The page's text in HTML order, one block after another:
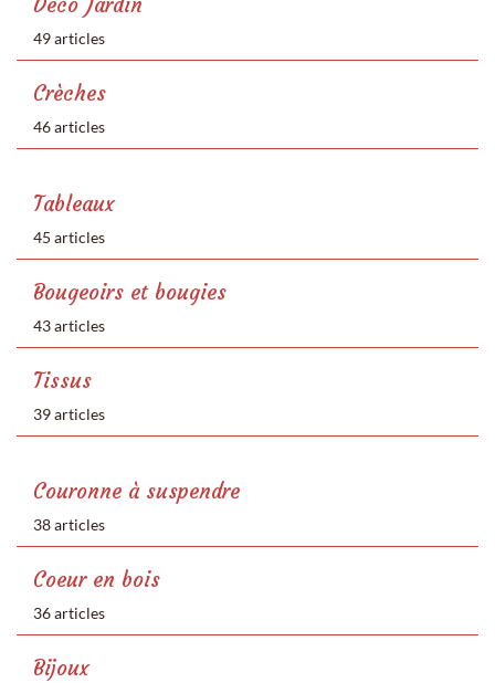
49 articles
Crèches
46 articles
Tableaux
45 articles
Bougeoirs et bougies
43 articles
Tissus
39 articles
Couronne à suspendre
38 articles
Coeur en bois
36 articles
Bijoux